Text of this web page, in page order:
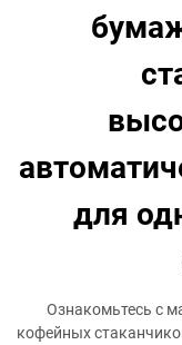
для
​Ознакомьтесь с
кофейных